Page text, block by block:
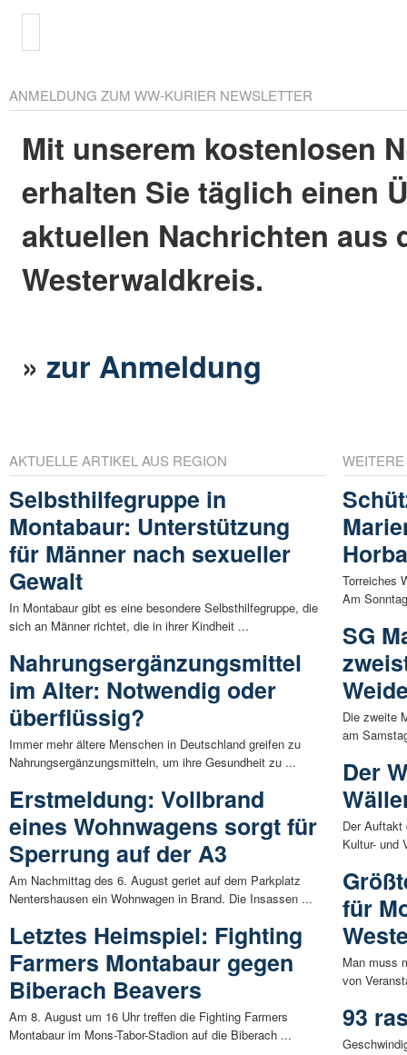
ANMELDUNG ZUM WW-KURIER NEWSLETTER
Mit unserem kostenlosen
erhalten Sie täglich einen
aktuellen Nachrichten aus
Westerwaldkreis.
»zur Anmeldung
AKTUELLE ARTIKEL AUS REGION
Selbsthilfegruppe in
Montabaur: Unterstützung
für Männer nach sexueller
Gewalt
In Montabaur gibt es eine besondere Selbsthilfegruppe, die
sich an Männer richtet, die in ihrer Kindheit ...
Nahrungsergänzungsmittel
im Alter: Notwendig oder
überflüssig?
Immer mehr ältere Menschen in Deutschland greifen zu
Nahrungsergänzungsmitteln, um ihre Gesundheit zu ...
Erstmeldung: Vollbrand
eines Wohnwagens sorgt für
Sperrung auf der A3
Am Nachmittag des 6. August geriet auf dem Parkplatz
Nentershausen ein Wohnwagen in Brand. Die Insassen ...
Letztes Heimspiel: Fighting
Farmers Montabaur gegen
Biberach Beavers
Am 8. August um 16 Uhr treffen die Fighting Farmers
Montabaur im Mons-Tabor-Stadion auf die Biberach ...
Torreiches
Am
SG
Die zweite
am
Der
Der Auftakt
Kultur- und
für
Man muss
von
93